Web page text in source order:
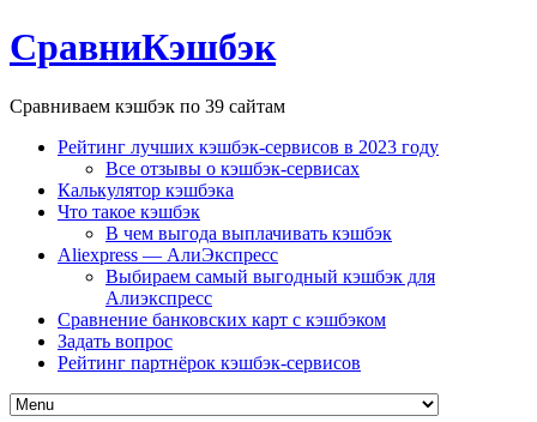
СравниКэшбэк
Сравниваем кэшбэк по 39 сайтам
Рейтинг лучших кэшбэк-сервисов в 2023 году
Все отзывы о кэшбэк-сервисах
Калькулятор кэшбэка
Что такое кэшбэк
В чем выгода выплачивать кэшбэк
Aliexpress — АлиЭкспресс
Выбираем самый выгодный кэшбэк для
Алиэкспресс
Сравнение банковских карт с кэшбэком
Задать вопрос
Рейтинг партнёрок кэшбэк-сервисов